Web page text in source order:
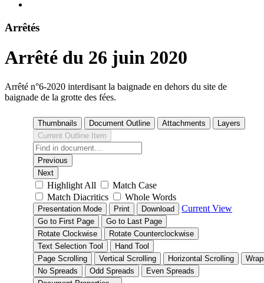
Arrêtés
Arrêté du 26 juin 2020
Arrêté n°6-2020 interdisant la baignade en dehors du site de
baignade de la grotte des fées.